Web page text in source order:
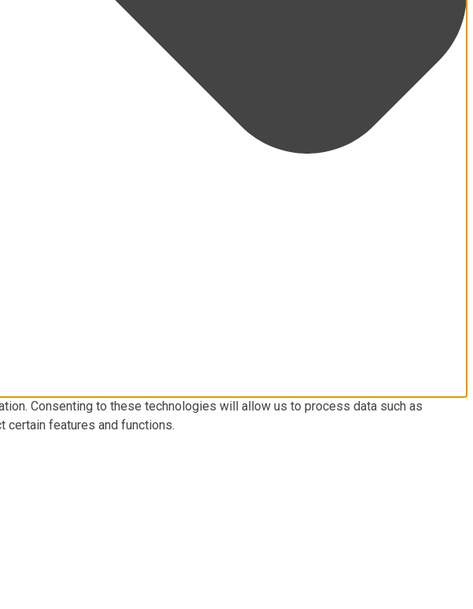
Consenting to these technologies will allow us to process data such as
certain features and functions.